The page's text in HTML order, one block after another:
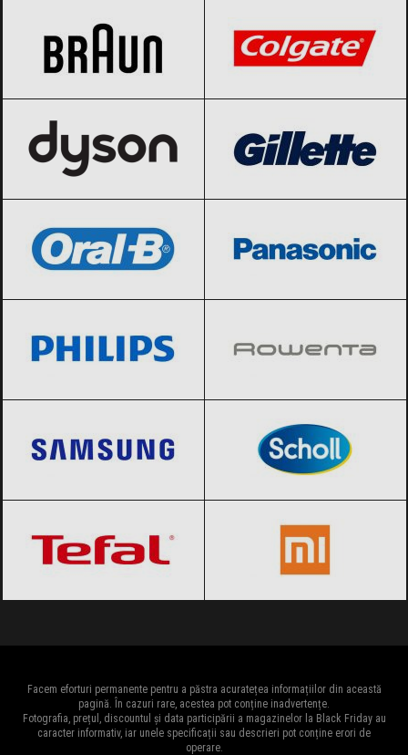
Facem eforturi permanente pentru a păstra acuratețea informațiilor din această
pagină. În cazuri rare, acestea pot conține inadvertențe.
Fotografia, prețul, discountul și data participării a magazinelor la Black Friday au
caracter informativ, iar unele specificații sau descrieri pot conține erori de
operare.